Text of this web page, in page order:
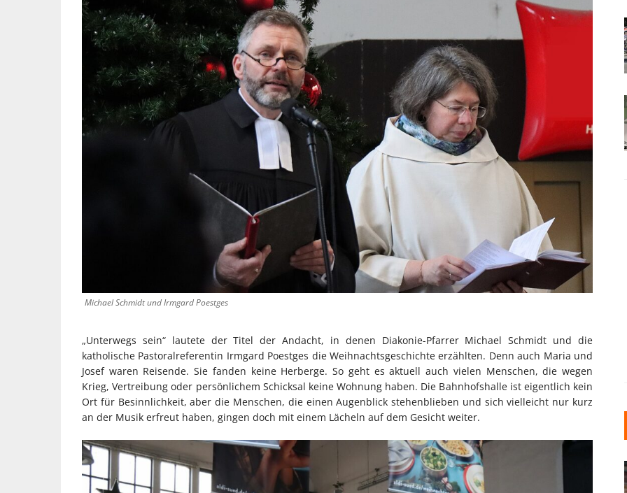
Michael Schmidt und Irmgard Poestges
„Unterwegs sein“ lautete der Titel der Andacht, in denen Diakonie-Pfarrer Michael Schmidt und die
katholische Pastoralreferentin Irmgard Poestges die Weihnachtsgeschichte erzählten. Denn auch Maria und
Josef waren Reisende. Sie fanden keine Herberge. So geht es aktuell auch vielen Menschen, die wegen
Krieg, Vertreibung oder persönlichem Schicksal keine Wohnung haben. Die Bahnhofshalle ist eigentlich kein
Ort für Besinnlichkeit, aber die Menschen, die einen Augenblick stehenblieben und sich vielleicht nur kurz
an der Musik erfreut haben, gingen doch mit einem Lächeln auf dem Gesicht weiter.